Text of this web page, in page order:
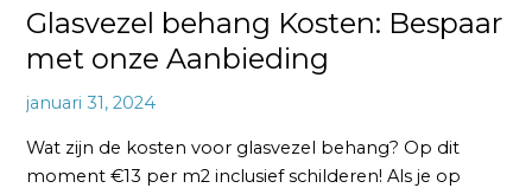
Glasvezel behang Kosten: Bespaar
met onze Aanbieding
januari 31, 2024
Wat zijn de kosten voor glasvezel behang? Op dit
moment €13 per m2 inclusief schilderen! Als je op